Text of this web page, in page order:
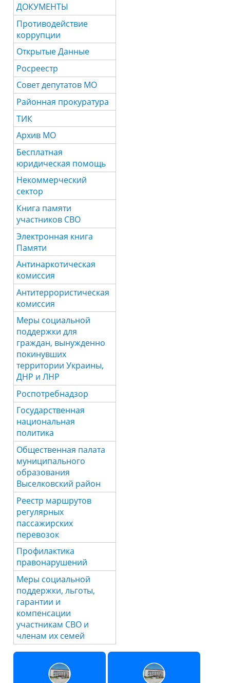
ДОКУМЕНТЫ
Противодействие
коррупции
Открытые Данные
Росреестр
Совет депутатов МО
Районная прокуратура
ТИК
Архив МО
Бесплатная
юридическая помощь
Некоммерческий
сектор
Книга памяти
участников СВО
Электронная книга
Памяти
Антинаркотическая
комиссия
Антитеррористическая
комиссия
Меры социальной
поддержки для
граждан, вынужденно
покинувших
территории Украины,
ДНР и ЛНР
Роспотребнадзор
Государственная
национальная
политика
Общественная палата
муниципального
образования
Выселковский район
Реестр маршрутов
регулярных
пассажирских
перевозок
Профилактика
правонарушений
Меры социальной
поддержки, льготы,
гарантии и
компенсации
участникам СВО и
членам их семей